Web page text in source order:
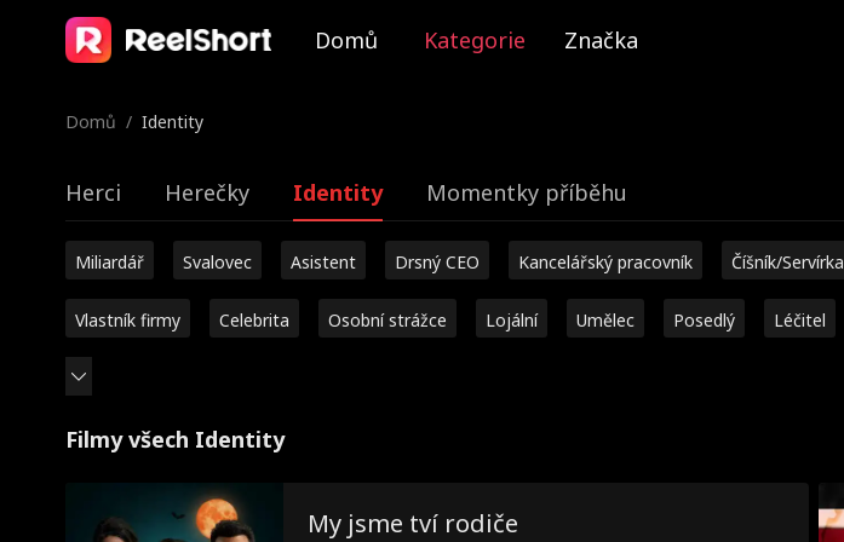
Domů Kategorie Značka
Domů / Identity
Herci Herečky Identity Momentky příběhu
Miliardář Svalovec Asistent Drsný CEO Kancelářský pracovník Číšník/Servírka
Vlastník firmy Celebrita Osobní strážce Lojální Umělec Posedlý Léčitel
Filmy všech Identity
My jsme tví rodiče